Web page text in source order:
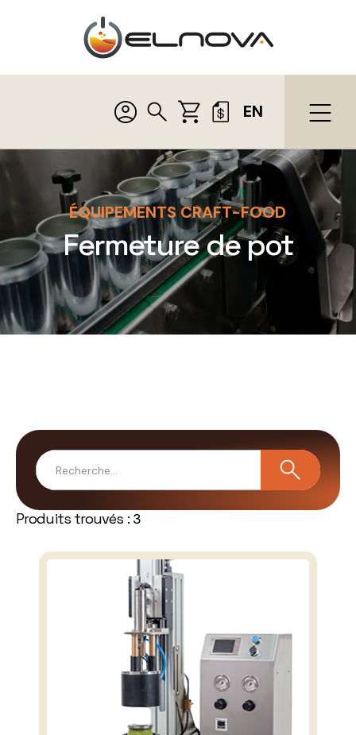
EN
ÉQUIPEMENTS CRAFT-FOOD
Fermeture de pot
Produits trouvés : 3